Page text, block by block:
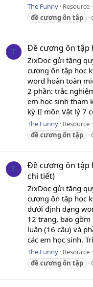
The Funny Resource
đề cươngôn tập
T Đề cương ôn tập
ZixDoc gửi tặng
cương ôn tập học
word hoàn toàn
2 phần: trắc
em học sinh tham
kỳ II môn Vật lý 7
The Funny Resource
đề cươngôn tập
T
Đề cương ôn tập
chi tiết)
ZixDoc gửi tặng
cương ôn tập học
dưới định dạng
12 trang, bao
luận (16 câu) và
các em học sinh.
The Funny Resource
đề cươngôn tập